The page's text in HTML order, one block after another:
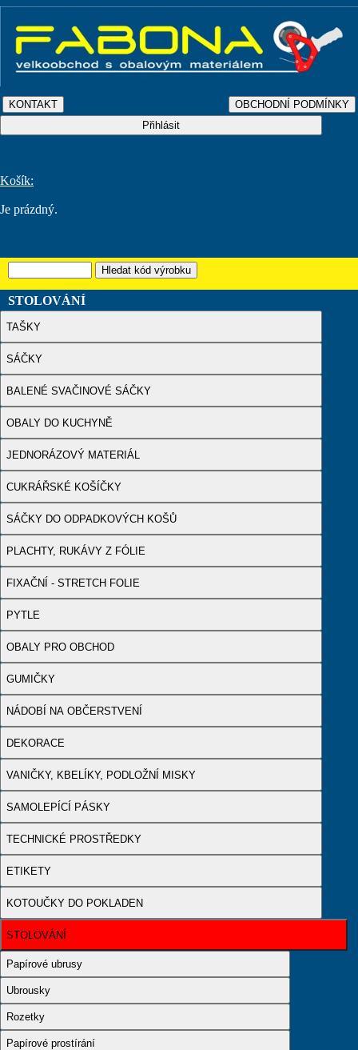
Košík:
Je prázdný.
STOLOVÁNÍ
TAŠKY
SÁČKY
BALENÉ SVAČINOVÉ SÁČKY
OBALY DO KUCHYNĚ
JEDNORÁZOVÝ MATERIÁL
CUKRÁŘSKÉ KOŠÍČKY
SÁČKY DO ODPADKOVÝCH KOŠŮ
PLACHTY, RUKÁVY Z FÓLIE
FIXAČNÍ - STRETCH FOLIE
PYTLE
OBALY PRO OBCHOD
GUMIČKY
NÁDOBÍ NA OBČERSTVENÍ
DEKORACE
VANIČKY, KBELÍKY, PODLOŽNÍ MISKY
SAMOLEPÍCÍ PÁSKY
TECHNICKÉ PROSTŘEDKY
ETIKETY
KOTOUČKY DO POKLADEN
STOLOVÁNÍ
Papírové ubrusy
Ubrousky
Rozetky
Papírové prostírání